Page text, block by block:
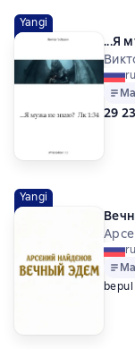
Yangi
29
Yangi
bepul